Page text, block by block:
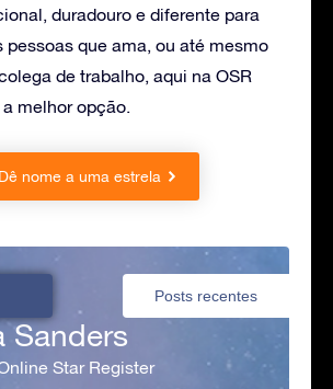
duradouro e diferente para
pessoas que ama, ou até mesmo
de trabalho, aqui na OSR
melhor opção.
Dê nome a uma estrela
Posts recentes
Sanders
Star Register